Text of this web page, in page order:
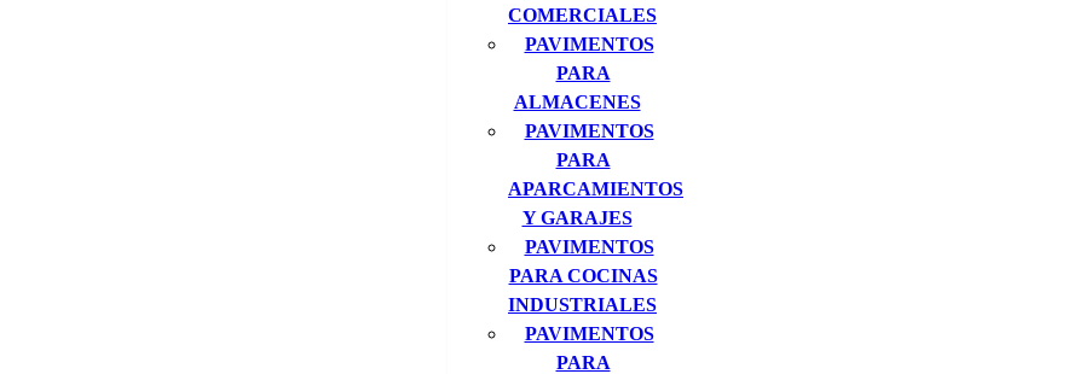
COMERCIALES
PAVIMENTOS
PARA
ALMACENES
PAVIMENTOS
PARA
APARCAMIENTOS
Y GARAJES
PAVIMENTOS
PARA COCINAS
INDUSTRIALES
PAVIMENTOS
PARA